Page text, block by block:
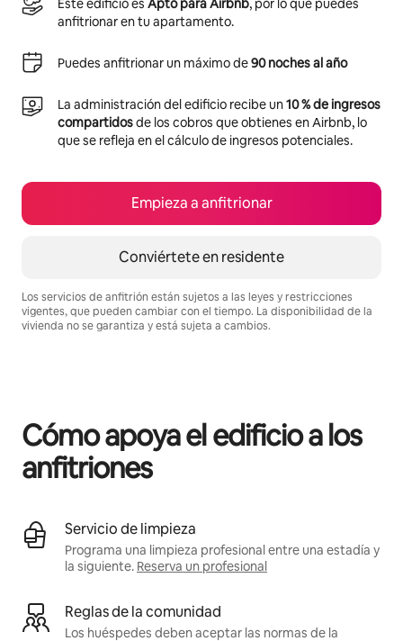
Este edificio es Apto para Airbnb, por lo que puedes
anfitrionar en tu apartamento.
Puedes anfitrionar un máximo de90 noches al año
La administración del edificio recibe un10 % de ingresos
compartidosde los cobros que obtienes en Airbnb, lo
que se refleja en el cálculo de ingresos potenciales.
Empieza a anfitrionar
Conviértete en residente
Los servicios de anfitrión están sujetos a las leyes y restricciones
vigentes, que pueden cambiar con el tiempo. La disponibilidad de la
vivienda no se garantiza y está sujeta a cambios.
Cómo apoya el edificio a los
anfitriones
Servicio de limpieza
Programa una limpieza profesional entre una estadía y
la siguiente. Reserva un profesional
Reglas de la comunidad
Los huéspedes deben aceptar las normas de la